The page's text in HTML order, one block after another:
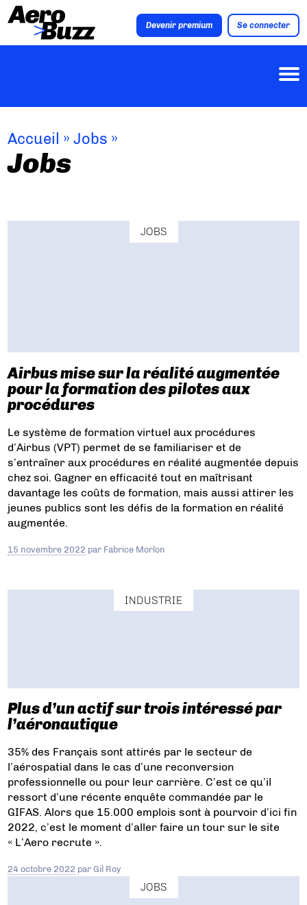
Devenir premium Se connecter
Accueil »Jobs »
Jobs
JOBS
Airbus mise sur la réalité augmentée
pour la formation des pilotes aux
procédures
Le système de formation virtuel aux procédures
d’Airbus (VPT) permet de se familiariser et de
s’entraîner aux procédures en réalité augmentée depuis
chez soi. Gagner en efficacité tout en maîtrisant
davantage les coûts de formation, mais aussi attirer les
jeunes publics sont les défis de la formation en réalité
augmentée.
15 novembre 2022 par Fabrice Morlon
INDUSTRIE
Plus d’un actif sur trois intéressé par
l’aéronautique
35% des Français sont attirés par le secteur de
l’aérospatial dans le cas d’une reconversion
professionnelle ou pour leur carrière. C’est ce qu’il
ressort d’une récente enquête commandée par le
GIFAS. Alors que 15.000 emplois sont à pourvoir d’ici fin
2022, c’est le moment d’aller faire un tour sur le site
« L’Aero recrute ».
24 octobre 2022 parGil Roy
JOBS